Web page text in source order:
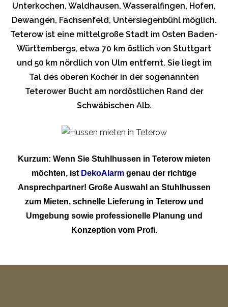
Unterkochen, Waldhausen, Wasseralfingen, Hofen,
Dewangen, Fachsenfeld, Untersiegenbühl möglich.
Teterow ist eine mittelgroße Stadt im Osten Baden-
Württembergs, etwa 70 km östlich von Stuttgart
und 50 km nördlich von Ulm entfernt. Sie liegt im
Tal des oberen Kocher in der sogenannten
Teterower Bucht am nordöstlichen Rand der
Schwäbischen Alb.
Kurzum: Wenn Sie Stuhlhussen in Teterow mieten
möchten, ist DekoAlarm genau der richtige
Ansprechpartner! Große Auswahl an Stuhlhussen
zum Mieten, schnelle Lieferung in Teterow und
Umgebung sowie professionelle Planung und
Konzeption vom Profi.